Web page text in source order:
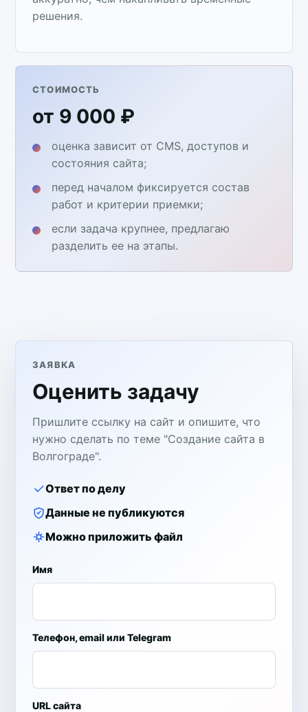
решения.
СТОИМОСТЬ
от 9 000 ₽
оценка зависит от CMS, доступов и
состояния сайта;
перед началом фиксируется состав
работ и критерии приемки;
если задача крупнее, предлагаю
разделить ее на этапы.
ЗАЯВКА
Оценить задачу
Пришлите ссылку на сайт и опишите, что
нужно сделать по теме "Создание сайта в
Волгограде".
Ответ по делу
Данные не публикуются
Можно приложить файл
Имя
Телефон, email или Telegram
URL сайта